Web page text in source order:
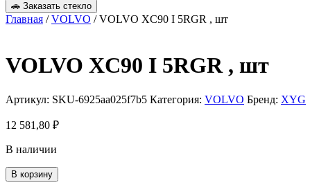
🚗 Заказать стекло
Главная /VOLVO / VOLVO XC90 I 5RGR , шт
VOLVO XC90 I 5RGR , шт
Артикул: SKU-6925aa025f7b5 Категория: VOLVO Бренд: XYG
12 581,80 ₽
В наличии
Количество
товара
В корзину